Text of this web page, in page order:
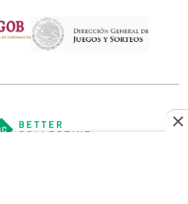
negro ante Cruz